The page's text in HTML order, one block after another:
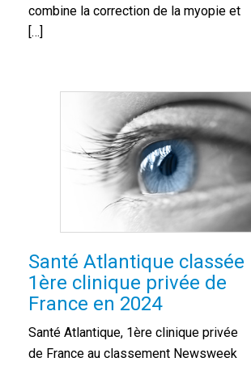
combine la correction de la myopie et
[…]
Santé Atlantique classée
1ère clinique privée de
France en 2024
Santé Atlantique, 1ère clinique privée
de France au classement Newsweek